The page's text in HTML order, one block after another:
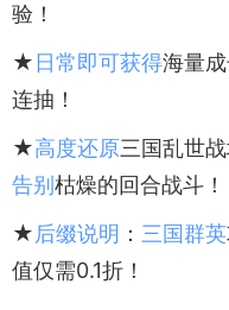
验！
★ 日常即可获得海量
连抽！
★高度还原三国乱世
告别枯燥的回合战斗！
★后缀说明 ： 三国群英
值仅需0.1折！